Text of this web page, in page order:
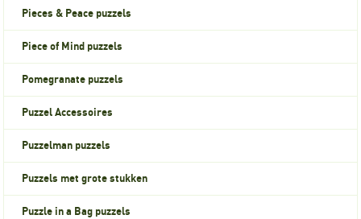
Pieces & Peace puzzels
Piece of Mind puzzels
Pomegranate puzzels
Puzzel Accessoires
Puzzelman puzzels
Puzzels met grote stukken
Puzzle in a Bag puzzels